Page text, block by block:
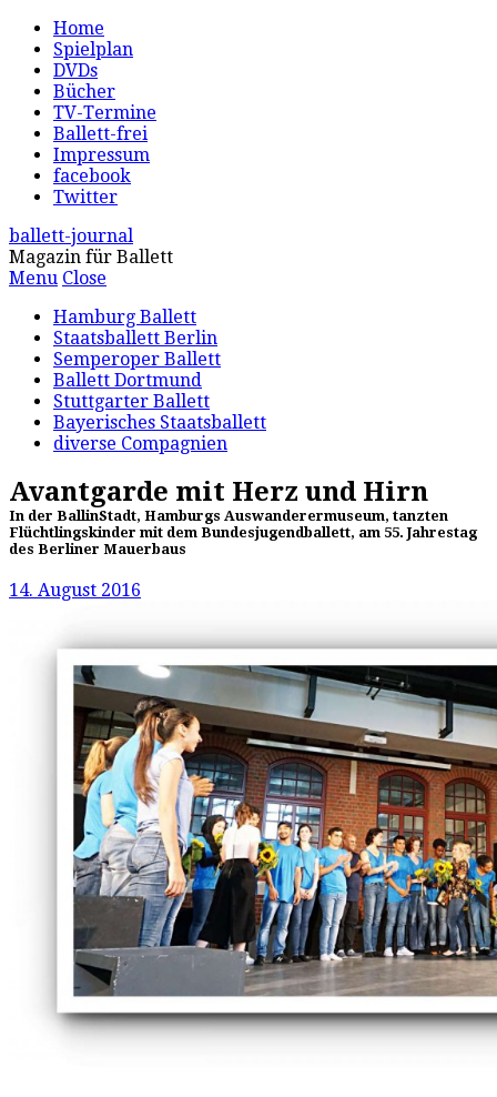
Home
Spielplan
DVDs
Bücher
TV-Termine
Ballett-frei
Impressum
facebook
Twitter
ballett-journal
Magazin für Ballett
Menu Close
Hamburg Ballett
Staatsballett Berlin
Semperoper Ballett
Ballett Dortmund
Stuttgarter Ballett
Bayerisches Staatsballett
diverse Compagnien
Avantgarde mit Herz und Hirn
In der BallinStadt, Hamburgs Auswanderermuseum, tanzten
Flüchtlingskinder mit dem Bundesjugendballett, am 55. Jahrestag
des Berliner Mauerbaus
14. August 2016